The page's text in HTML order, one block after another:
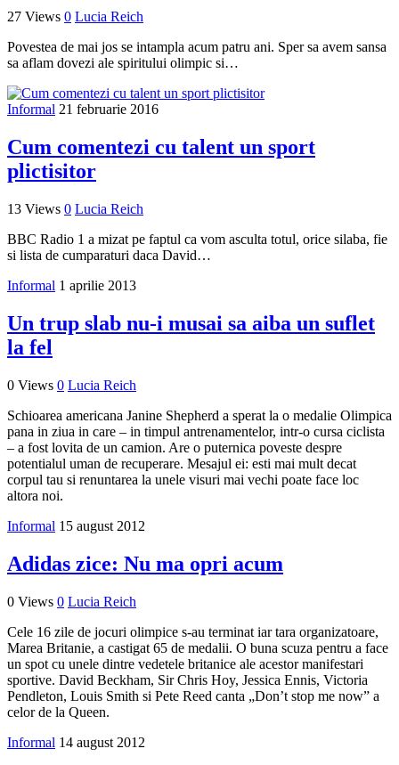
27 Views 0 Lucia Reich
Povestea de mai jos se intampla acum patru ani. Sper sa avem sansa
sa aflam dovezi ale spiritului olimpic si…
Informal 21 februarie 2016
Cum comentezi cu talent un sport
plictisitor
13 Views 0 Lucia Reich
BBC Radio 1 a mizat pe faptul ca vom asculta totul, orice silaba, fie
si lista de cumparaturi daca David…
Informal 1 aprilie 2013
Un trup slab nu-i musai sa aiba un suflet
la fel
0 Views 0 Lucia Reich
Schioarea americana Janine Shepherd a sperat la o medalie Olimpica
pana in ziua in care – in timpul antrenamentelor, intr-o cursa ciclista
– a fost lovita de un camion. Are o puternica poveste despre
potentialul uman de recuperare. Mesajul ei: esti mai mult decat
corpul tau si renuntarea la unele visuri mai vechi poate face loc
altora noi.
Informal 15 august 2012
Adidas zice: Nu ma opri acum
0 Views 0 Lucia Reich
Cele 16 zile de jocuri olimpice s-au terminat iar tara organizatoare,
Marea Britanie, a castigat 65 de medalii. O buna scuza pentru a face
un spot cu unele dintre vedetele britanice ale acestor manifestari
sportive. David Beckham, Sir Chris Hoy, Jessica Ennis, Victoria
Pendleton, Louis Smith si Pete Reed canta „Don’t stop me now” a
celor de la Queen.
Informal 14 august 2012